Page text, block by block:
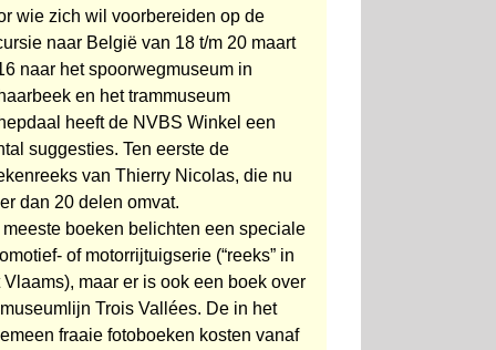
wie zich wil voorbereiden op de
naar België van 18 t/m 20 maart
naar het spoorwegmuseum in
en het trammuseum
heeft de NVBS Winkel een
suggesties. Ten eerste de
van Thierry Nicolas, die nu
dan 20 delen omvat.
meeste boeken belichten een speciale
of motorrijtuigserie (“reeks” in
Vlaams), maar er is ook een boek over
Trois Vallées. De in het
fraaie fotoboeken kosten vanaf